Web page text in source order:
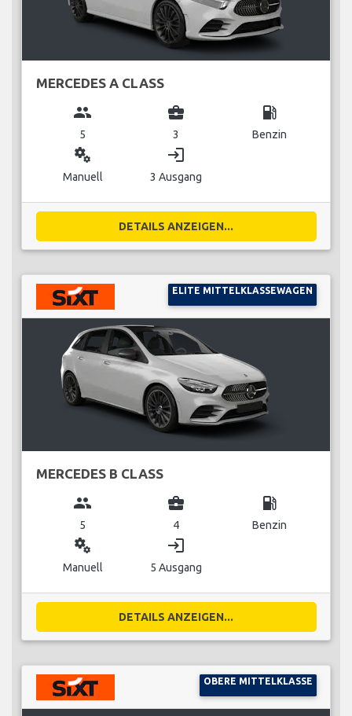
MERCEDES A CLASS
group
5
business_center
3
local_gas_station
Benzin
miscellaneous_services
Manuell
login
3 Ausgang
DETAILS ANZEIGEN...
ELITE MITTELKLASSEWAGEN
MERCEDES B CLASS
group
5
business_center
4
local_gas_station
Benzin
miscellaneous_services
Manuell
login
5 Ausgang
DETAILS ANZEIGEN...
OBERE MITTELKLASSE